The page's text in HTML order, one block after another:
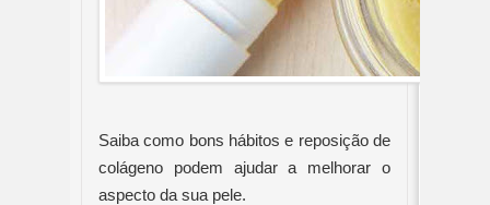
Saiba como bons hábitos e reposição de
colágeno podem ajudar a melhorar o
aspecto da sua pele.